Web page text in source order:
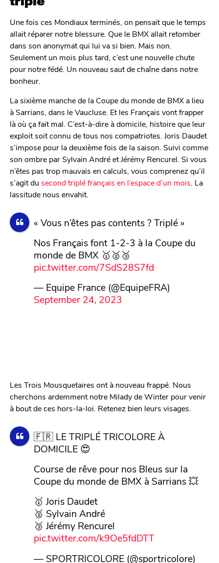
Une fois ces Mondiaux terminés, on pensait que le temps
allait réparer notre blessure. Que le BMX allait retomber
dans son anonymat qui lui va si bien. Mais non.
Seulement un mois plus tard, c’est une nouvelle chute
pour notre fédé. Un nouveau saut de chaîne dans notre
bonheur.
La sixième manche de la Coupe du monde de BMX a lieu
à Sarrians, dans le Vaucluse. Et les Français vont frapper
là où ça fait mal. C’est-à-dire à domicile, histoire que leur
exploit soit connu de tous nos compatriotes. Joris Daudet
s’impose pour la deuxième fois de la saison. Suivi comme
son ombre par Sylvain André et Jérémy Rencurel. Si vous
n’êtes pas trop mauvais en calculs, vous comprenez qu’il
s’agit du second triplé français en l’espace d’un mois. La
lassitude nous envahit.
« Vous n’êtes pas contents ? Triplé »
Nos Français font 1-2-3 à la Coupe du
monde de BMX 🥇🥈🥉
pic.twitter.com/7SdS28S7fd
— Equipe France (@EquipeFRA)
September 24, 2023
Les Trois Mousquetaires ont à nouveau frappé. Nous
cherchons ardemment notre Milady de Winter pour venir
à bout de ces hors-la-loi. Retenez bien leurs visages.
🇫🇷 LE TRIPLÉ TRICOLORE À
DOMICILE 😍
Course de rêve pour nos Bleus sur la
Coupe du monde de BMX à Sarrians 💥
🥇 Joris Daudet
🥈 Sylvain André
🥉 Jérémy Rencurel
pic.twitter.com/k9Oe5fdDTT
— SPORTRICOLORE (@sportricolore)